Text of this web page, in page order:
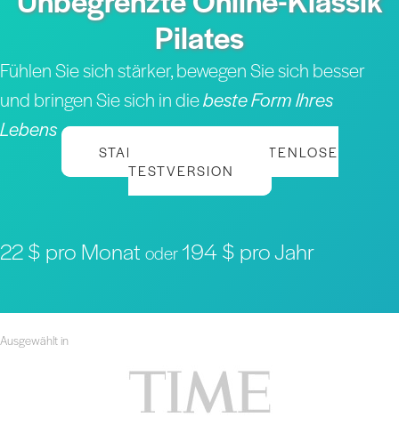
Pilates
Fühlen Sie sich stärker, bewegen Sie sich besser
und bringen Sie sich in diebeste Form Ihres
Lebens
STARTEN SIE IHRE KOSTENLOSE
TESTVERSION
22 $ pro Monat oder194 $ pro Jahr
Ausgewählt in